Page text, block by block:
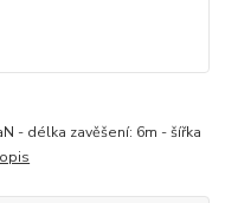
- délka zavěšení: 6m - šířka